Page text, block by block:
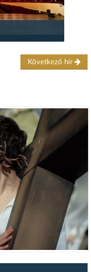
Következő hír